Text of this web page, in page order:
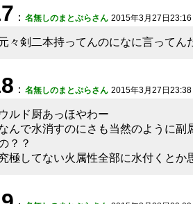
： 名無しのまとぷらさん 2015年3月27日23:16
々剣二本持ってんのになに言ってん
： 名無しのまとぷらさん 2015年3月27日
ルド厨あっほやわー
んで水消すのにさも当然のように副
？？
極してない火属性全部に水付くとか